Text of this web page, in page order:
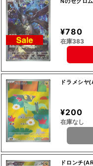
Nのゼクロ
¥780
在庫383
ドラメシヤ
¥200
在庫なし
ドロンチ